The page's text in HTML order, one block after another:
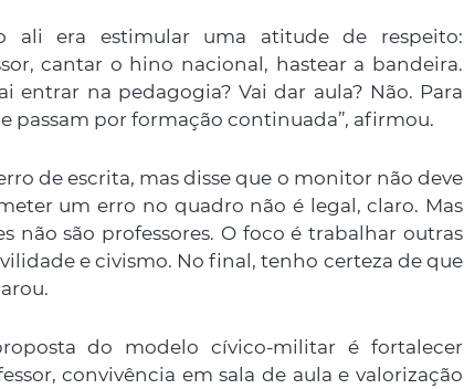
ali era estimular uma atitude de respeito:
cantar o hino nacional, hastear a bandeira.
entrar na pedagogia? Vai dar aula? Não. Para
passam por formação continuada”, afirmou.
de escrita, mas disse que o monitor não deve
um erro no quadro não é legal, claro. Mas
não são professores. O foco é trabalhar outras
e civismo. No final, tenho certeza de que
do modelo cívico-militar é fortalecer
convivência em sala de aula e valorização